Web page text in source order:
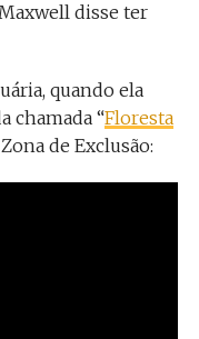
disse ter
quando ela
chamada “Floresta
de Exclusão: